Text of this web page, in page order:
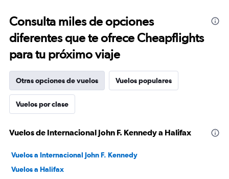
Consulta miles de opciones
diferentes que te ofrece Cheapflights
para tu próximo viaje
Otras opciones de vuelos Vuelos populares
Vuelos por clase
Vuelos de Internacional John F. Kennedy a Halifax
Vuelos a Internacional John F. Kennedy
Vuelos a Halifax